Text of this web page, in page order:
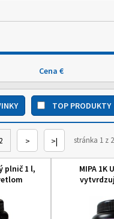
Cena €
TOP PRODUKTY
2 > >| stránka 1 z 2
plnič 1 l,
MIPA 1K